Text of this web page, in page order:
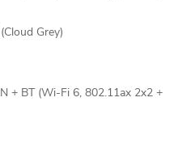
Grey)
+ BT (Wi-Fi 6, 802.11ax 2x2 +